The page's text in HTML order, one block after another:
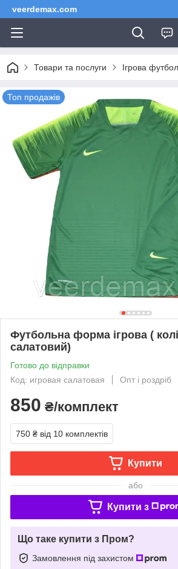
veerdemax.com
Товари та послуги Ігрова
Топ продажів
Футбольна форма ігрова (
салатовий)
Готово до відправки
Код: игровая салатовая
Опт і роздріб
850 ₴/комплект
750 ₴ від 10 комплектів
Купити
або
Купити з
Що таке купити з Пром?
Замовлення під захистом